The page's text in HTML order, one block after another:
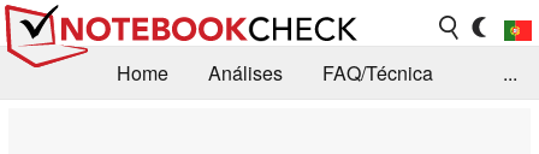
Home Análises
FAQ/Técnica
...